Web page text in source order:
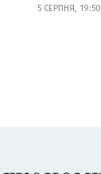
5 СЕРПНЯ, 19:50